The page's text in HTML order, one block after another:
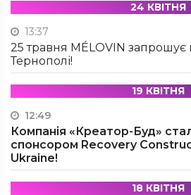
24 КВІТНЯ
13:37
25 травня MÉLOVIN запрошує
Тернополі!
19 КВІТНЯ
12:49
Компанія «Креатор-Буд»
спонсором Recovery
Ukraine!
18 КВІТНЯ